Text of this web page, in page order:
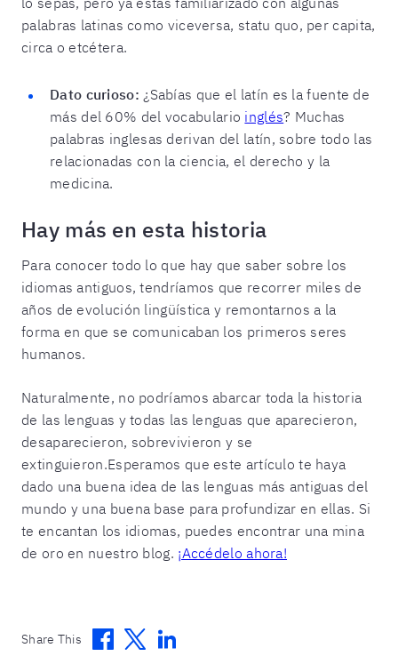
palabras latinas como viceversa, statu quo, per capita,
circa o etcétera.
Dato curioso: ¿Sabías que el latín es la fuente de
más del 60% del vocabulario inglés? Muchas
palabras inglesas derivan del latín, sobre todo las
relacionadas con la ciencia, el derecho y la
medicina.
Hay más en esta historia
Para conocer todo lo que hay que saber sobre los
idiomas antiguos, tendríamos que recorrer miles de
años de evolución lingüística y remontarnos a la
forma en que se comunicaban los primeros seres
humanos.
Naturalmente, no podríamos abarcar toda la historia
de las lenguas y todas las lenguas que aparecieron,
desaparecieron, sobrevivieron y se
extinguieron.Esperamos que este artículo te haya
dado una buena idea de las lenguas más antiguas del
mundo y una buena base para profundizar en ellas. Si
te encantan los idiomas, puedes encontrar una mina
de oro en nuestro blog. ¡Accédelo ahora!
Share This Facebook
TwitterLinkedin